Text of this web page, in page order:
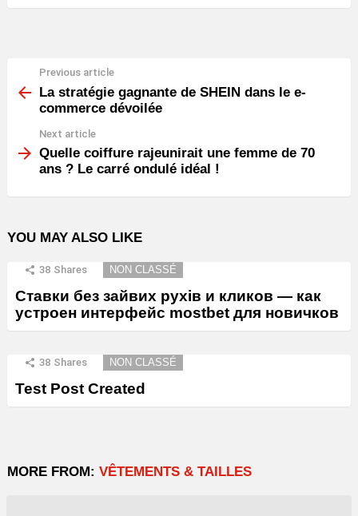
more
Previous article
La stratégie gagnante de SHEIN dans le e-
commerce dévoilée
Next article
Quelle coiffure rajeunirait une femme de 70
ans ? Le carré ondulé idéal !
YOU MAY ALSO LIKE
38 Shares NON CLASSÉ
Ставки без зайвих рухів и кликов — как
устроен интерфейс mostbet для новичков
38 Shares NON CLASSÉ
Test Post Created
MORE FROM: VÊTEMENTS & TAILLES